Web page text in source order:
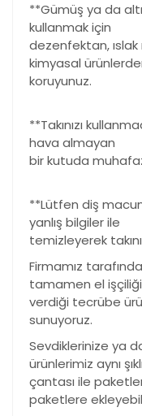
**Gümüş ya da
kullanmak için
dezenfektan,
kimyasal
koruyunuz.
**Takınızı
hava almayan
bir kutuda
**Lütfen diş
yanlış bilgiler ile
temizleyerek
Firmamız
tamamen el işçiliği
verdiği tecrübe
sunuyoruz.
Sevdiklerinize ya
ürünlerimiz aynı
çantası ile
paketlere